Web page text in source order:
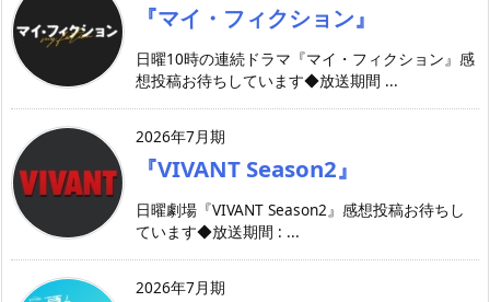
『マイ・フィクション』
日曜10時の連続ドラマ『マイ・フィクション』感
想投稿お待ちしています◆放送期間 ...
2026年7月期
『VIVANT Season2』
日曜劇場『VIVANT Season2』感想投稿お待ちし
ています◆放送期間 : ...
2026年7月期